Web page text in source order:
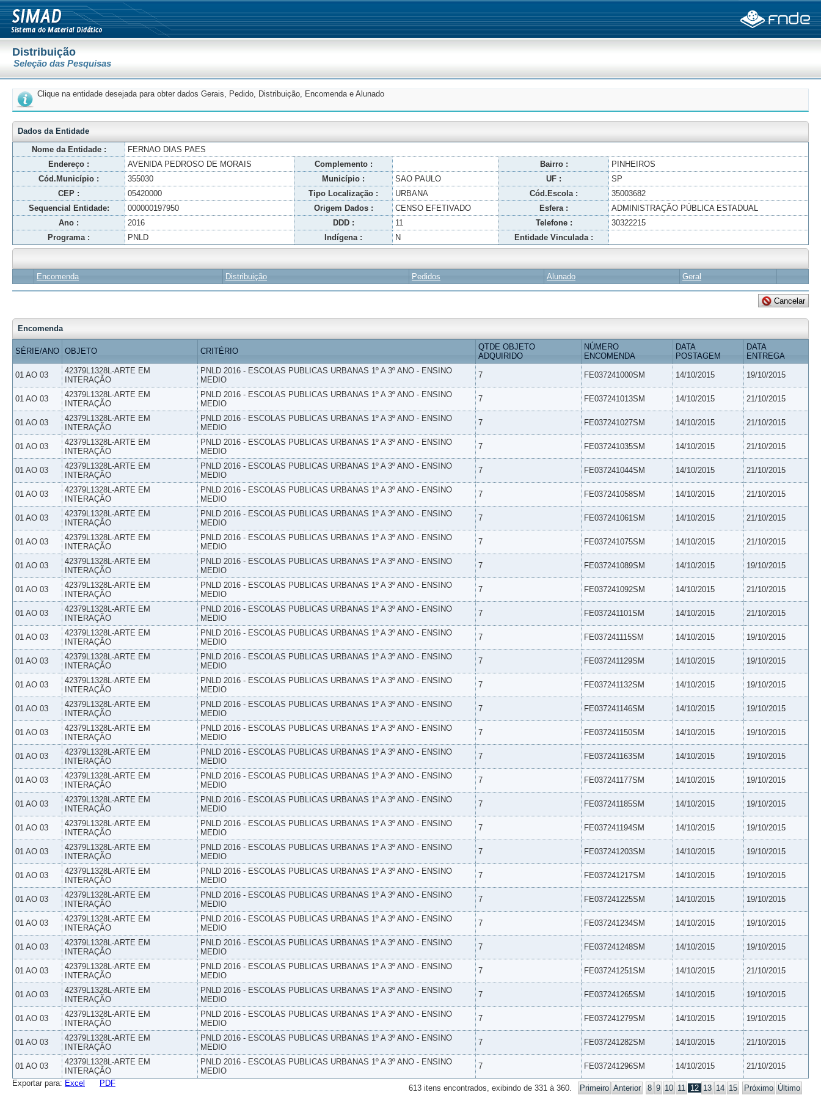
Distribuição
Seleção das Pesquisas
Clique na entidade desejada para obter dados Gerais, Pedido, Distribuição, Encomenda e Alunado
Dados da Entidade
Nome da Entidade :
FERNAO DIAS PAES
Endereço :
AVENIDA PEDROSO DE MORAIS Complemento : Bairro :
PINHEIROS
Cód.Município :
355030 Município : SAO PAULO UF :
SP
CEP :
05420000 Tipo Localização : URBANA Cód.Escola :
35003682
Sequencial Entidade:
000000197950 Origem Dados : CENSO EFETIVADO Esfera :
ADMINISTRAÇÃO PÚBLICA ESTADUAL
Ano :
2016 DDD : 11 Telefone :
30322215
Programa :
PNLD Indígena : N Entidade Vinculada :
Encomenda Distribuição Pedidos Alunado Geral
Encomenda
SÉRIE/ANO OBJETO CRITÉRIO
QTDE OBJETO
ADQUIRIDO
NÚMERO
ENCOMENDA
DATA
POSTAGEM
DATA
ENTREGA
01 AO 03
42379L1328L-ARTE EM
INTERAÇÃO
PNLD 2016 - ESCOLAS PUBLICAS URBANAS 1º A 3º ANO - ENSINO
MEDIO
7 FE037241000SM 14/10/2015 19/10/2015
01 AO 03
42379L1328L-ARTE EM
INTERAÇÃO
PNLD 2016 - ESCOLAS PUBLICAS URBANAS 1º A 3º ANO - ENSINO
MEDIO
7 FE037241013SM 14/10/2015 21/10/2015
01 AO 03
42379L1328L-ARTE EM
INTERAÇÃO
PNLD 2016 - ESCOLAS PUBLICAS URBANAS 1º A 3º ANO - ENSINO
MEDIO
7 FE037241027SM 14/10/2015 21/10/2015
01 AO 03
42379L1328L-ARTE EM
INTERAÇÃO
PNLD 2016 - ESCOLAS PUBLICAS URBANAS 1º A 3º ANO - ENSINO
MEDIO
7 FE037241035SM 14/10/2015 21/10/2015
01 AO 03
42379L1328L-ARTE EM
INTERAÇÃO
PNLD 2016 - ESCOLAS PUBLICAS URBANAS 1º A 3º ANO - ENSINO
MEDIO
7 FE037241044SM 14/10/2015 21/10/2015
01 AO 03
42379L1328L-ARTE EM
INTERAÇÃO
PNLD 2016 - ESCOLAS PUBLICAS URBANAS 1º A 3º ANO - ENSINO
MEDIO
7 FE037241058SM 14/10/2015 21/10/2015
01 AO 03
42379L1328L-ARTE EM
INTERAÇÃO
PNLD 2016 - ESCOLAS PUBLICAS URBANAS 1º A 3º ANO - ENSINO
MEDIO
7 FE037241061SM 14/10/2015 21/10/2015
01 AO 03
42379L1328L-ARTE EM
INTERAÇÃO
PNLD 2016 - ESCOLAS PUBLICAS URBANAS 1º A 3º ANO - ENSINO
MEDIO
7 FE037241075SM 14/10/2015 21/10/2015
01 AO 03
42379L1328L-ARTE EM
INTERAÇÃO
PNLD 2016 - ESCOLAS PUBLICAS URBANAS 1º A 3º ANO - ENSINO
MEDIO
7 FE037241089SM 14/10/2015 19/10/2015
01 AO 03
42379L1328L-ARTE EM
INTERAÇÃO
PNLD 2016 - ESCOLAS PUBLICAS URBANAS 1º A 3º ANO - ENSINO
MEDIO
7 FE037241092SM 14/10/2015 21/10/2015
01 AO 03
42379L1328L-ARTE EM
INTERAÇÃO
PNLD 2016 - ESCOLAS PUBLICAS URBANAS 1º A 3º ANO - ENSINO
MEDIO
7 FE037241101SM 14/10/2015 21/10/2015
01 AO 03
42379L1328L-ARTE EM
INTERAÇÃO
PNLD 2016 - ESCOLAS PUBLICAS URBANAS 1º A 3º ANO - ENSINO
MEDIO
7 FE037241115SM 14/10/2015 19/10/2015
01 AO 03
42379L1328L-ARTE EM
INTERAÇÃO
PNLD 2016 - ESCOLAS PUBLICAS URBANAS 1º A 3º ANO - ENSINO
MEDIO
7 FE037241129SM 14/10/2015 19/10/2015
01 AO 03
42379L1328L-ARTE EM
INTERAÇÃO
PNLD 2016 - ESCOLAS PUBLICAS URBANAS 1º A 3º ANO - ENSINO
MEDIO
7 FE037241132SM 14/10/2015 19/10/2015
01 AO 03
42379L1328L-ARTE EM
INTERAÇÃO
PNLD 2016 - ESCOLAS PUBLICAS URBANAS 1º A 3º ANO - ENSINO
MEDIO
7 FE037241146SM 14/10/2015 19/10/2015
01 AO 03
42379L1328L-ARTE EM
INTERAÇÃO
PNLD 2016 - ESCOLAS PUBLICAS URBANAS 1º A 3º ANO - ENSINO
MEDIO
7 FE037241150SM 14/10/2015 19/10/2015
01 AO 03
42379L1328L-ARTE EM
INTERAÇÃO
PNLD 2016 - ESCOLAS PUBLICAS URBANAS 1º A 3º ANO - ENSINO
MEDIO
7 FE037241163SM 14/10/2015 19/10/2015
01 AO 03
42379L1328L-ARTE EM
INTERAÇÃO
PNLD 2016 - ESCOLAS PUBLICAS URBANAS 1º A 3º ANO - ENSINO
MEDIO
7 FE037241177SM 14/10/2015 19/10/2015
01 AO 03
42379L1328L-ARTE EM
INTERAÇÃO
PNLD 2016 - ESCOLAS PUBLICAS URBANAS 1º A 3º ANO - ENSINO
MEDIO
7 FE037241185SM 14/10/2015 19/10/2015
01 AO 03
42379L1328L-ARTE EM
INTERAÇÃO
PNLD 2016 - ESCOLAS PUBLICAS URBANAS 1º A 3º ANO - ENSINO
MEDIO
7 FE037241194SM 14/10/2015 19/10/2015
01 AO 03
42379L1328L-ARTE EM
INTERAÇÃO
PNLD 2016 - ESCOLAS PUBLICAS URBANAS 1º A 3º ANO - ENSINO
MEDIO
7 FE037241203SM 14/10/2015 19/10/2015
01 AO 03
42379L1328L-ARTE EM
INTERAÇÃO
PNLD 2016 - ESCOLAS PUBLICAS URBANAS 1º A 3º ANO - ENSINO
MEDIO
7 FE037241217SM 14/10/2015 19/10/2015
01 AO 03
42379L1328L-ARTE EM
INTERAÇÃO
PNLD 2016 - ESCOLAS PUBLICAS URBANAS 1º A 3º ANO - ENSINO
MEDIO
7 FE037241225SM 14/10/2015 19/10/2015
01 AO 03
42379L1328L-ARTE EM
INTERAÇÃO
PNLD 2016 - ESCOLAS PUBLICAS URBANAS 1º A 3º ANO - ENSINO
MEDIO
7 FE037241234SM 14/10/2015 19/10/2015
01 AO 03
42379L1328L-ARTE EM
INTERAÇÃO
PNLD 2016 - ESCOLAS PUBLICAS URBANAS 1º A 3º ANO - ENSINO
MEDIO
7 FE037241248SM 14/10/2015 19/10/2015
01 AO 03
42379L1328L-ARTE EM
INTERAÇÃO
PNLD 2016 - ESCOLAS PUBLICAS URBANAS 1º A 3º ANO - ENSINO
MEDIO
7 FE037241251SM 14/10/2015 21/10/2015
01 AO 03
42379L1328L-ARTE EM
INTERAÇÃO
PNLD 2016 - ESCOLAS PUBLICAS URBANAS 1º A 3º ANO - ENSINO
MEDIO
7 FE037241265SM 14/10/2015 19/10/2015
01 AO 03
42379L1328L-ARTE EM
INTERAÇÃO
PNLD 2016 - ESCOLAS PUBLICAS URBANAS 1º A 3º ANO - ENSINO
MEDIO
7 FE037241279SM 14/10/2015 19/10/2015
01 AO 03
42379L1328L-ARTE EM
INTERAÇÃO
PNLD 2016 - ESCOLAS PUBLICAS URBANAS 1º A 3º ANO - ENSINO
MEDIO
7 FE037241282SM 14/10/2015 21/10/2015
01 AO 03
42379L1328L-ARTE EM
INTERAÇÃO
PNLD 2016 - ESCOLAS PUBLICAS URBANAS 1º A 3º ANO - ENSINO
MEDIO
7 FE037241296SM 14/10/2015 21/10/2015
613 itens encontrados, exibindo de 331 à 360. Primeiro Anterior 8 9 10 11 12 13 14 15 Próximo Último
Exportar para: Excel PDF